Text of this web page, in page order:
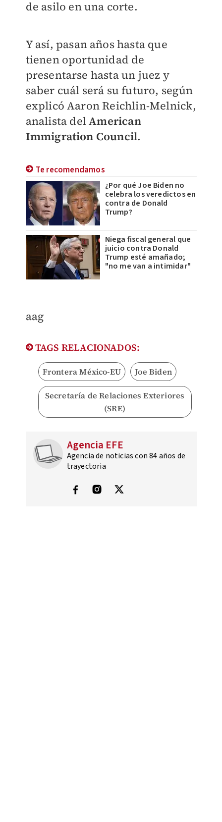
de asilo en una corte.
Y así, pasan años hasta que
tienen oportunidad de
presentarse hasta un juez y
saber cuál será su futuro, según
explicó Aaron Reichlin-Melnick,
analista delAmerican
Immigration Council.
Te recomendamos
¿Por qué Joe Biden no
celebra los veredictos en
contra de Donald
Trump?
Niega fiscal general que
juicio contra Donald
Trump esté amañado;
"no me van a intimidar"
aag
TAGS RELACIONADOS:
Frontera México-EU Joe Biden
Secretaría de Relaciones Exteriores
(SRE)
Agencia EFE
Agencia de noticias con 84 años de
trayectoria